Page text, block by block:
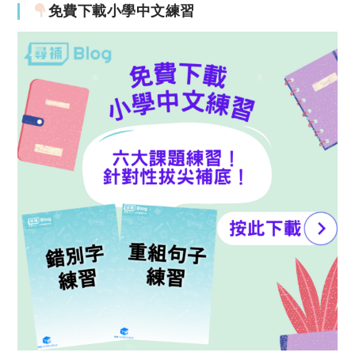
免費下載小學中文練習